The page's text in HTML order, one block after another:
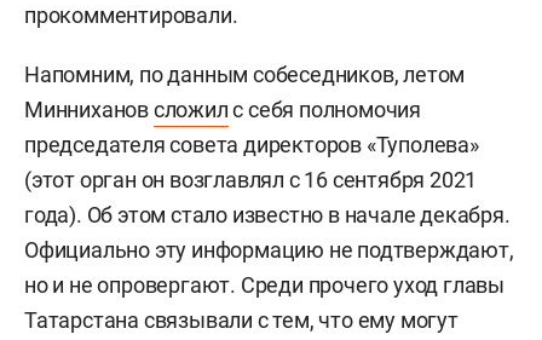
прокомментировали.
Напомним, по данным собеседников, летом
Миннихановсложилс себя полномочия
председателя совета директоров «Туполева»
(этот орган он возглавлял с 16 сентября 2021
года). Об этом стало известно в начале декабря.
Официально эту информацию не подтверждают,
но и не опровергают. Среди прочего уход главы
Татарстана связывали с тем, что ему могут